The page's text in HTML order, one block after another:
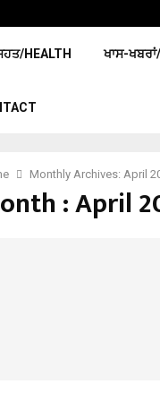
HEALTH ਖਾਸ-
Monthly Archives: April
: April